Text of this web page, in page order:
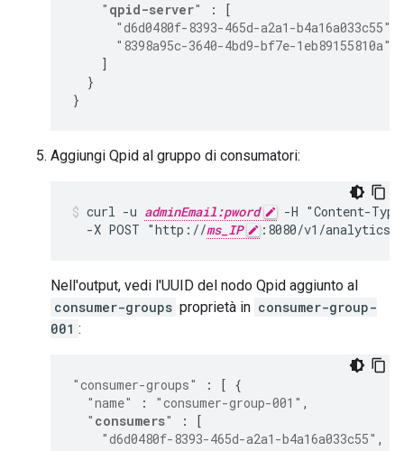
" qpid-server" :
[
"d6d0480f-8393-465d-a2a1-b4a16a033c55"
"8398a95c-3640-4bd9-bf7e-1eb89155810a"
]
}
}
Aggiungi Qpid al gruppo di consumatori:
curl -u adminEmail:pword
-H "Content-
  -X POST "http://
ms_IP :8080/v1/analytics/
Nell'output, vedi l'UUID del nodo Qpid aggiunto al
consumer-groups proprietà in consumer-group-
001 :
"consumer-groups" : [ {
"name"
: "consumer-group-001" ,
" consumers" :
[
"d6d0480f-8393-465d-a2a1-b4a16a033c55" ,